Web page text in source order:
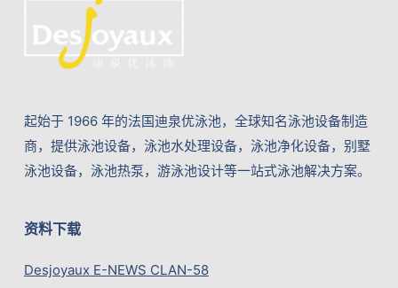
起始于 1966 年的法国迪泉优泳池，全球知名泳池设备制造
商，提供泳池设备，泳池水处理设备，泳池净化设备，别墅
泳池设备，泳池热泵，游泳池设计等一站式泳池解决方案。
资料下载
Desjoyaux E-NEWS CLAN-58